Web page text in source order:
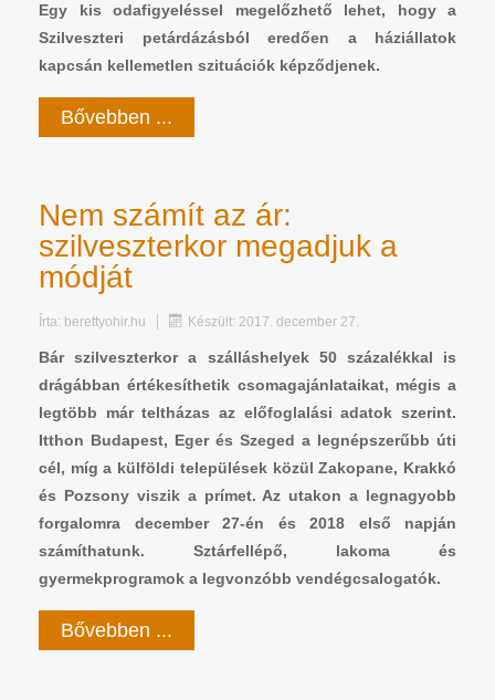
Egy kis odafigyeléssel megelőzhető lehet, hogy a
Szilveszteri petárdázásból eredően a háziállatok
kapcsán kellemetlen szituációk képződjenek.
Bővebben ...
Nem számít az ár:
szilveszterkor megadjuk a
módját
Írta: berettyohir.hu Készült: 2017. december 27.
Bár szilveszterkor a szálláshelyek 50 százalékkal is
drágábban értékesíthetik csomagajánlataikat, mégis a
legtöbb már teltházas az előfoglalási adatok szerint.
Itthon Budapest, Eger és Szeged a legnépszerűbb úti
cél, míg a külföldi települések közül Zakopane, Krakkó
és Pozsony viszik a prímet. Az utakon a legnagyobb
forgalomra december 27-én és 2018 első napján
számíthatunk. Sztárfellépő, lakoma és
gyermekprogramok a legvonzóbb vendégcsalogatók.
Bővebben ...